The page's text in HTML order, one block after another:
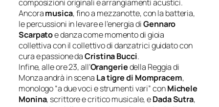
composizioni originali e arrangiamenti acustici.
Ancoramusica, fino a mezzanotte, con la batteria,
le percussioni in levare e l’energia diGennaro
Scarpatoe danza come momento di gioia
collettiva con il collettivo di danzatrici guidato con
cura e passione daCristina Bucci.
Infine, alle ore 23, all’Orangeriedella Reggia di
Monza andrà in scena La tigre di Mompracem,
monologo “a due voci e strumenti vari” conMichele
Monina, scrittore e critico musicale, eDada Sutra,